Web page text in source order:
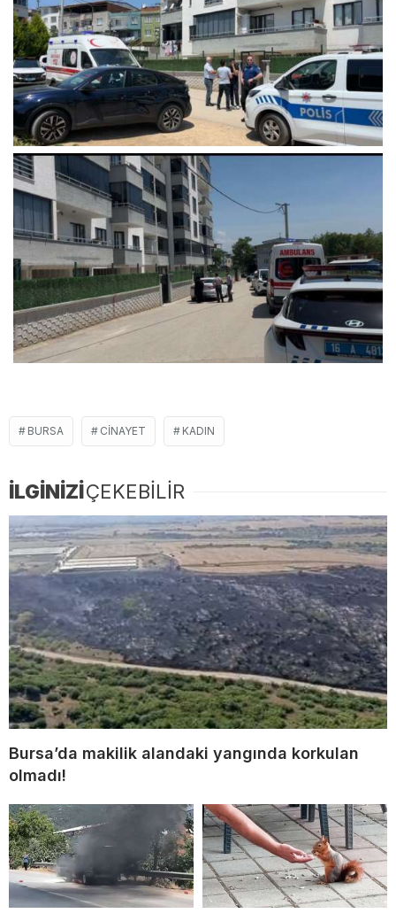
BURSA CINAYET KADIN
İLGİNİZİÇEKEBİLİR
Bursa’da makilik alandaki yangında korkulan
olmadı!